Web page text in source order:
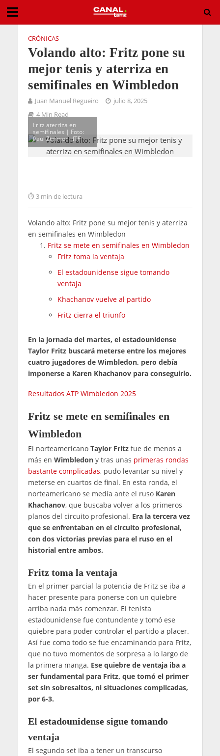
CRÓNICAS
Volando alto: Fritz pone su
mejor tenis y aterriza en
semifinales en Wimbledon
Juan Manuel Regueiro
julio 8, 2025
4 Min Read
Fritz aterriza en
semifinales | Foto:
Paul Zimmer - ITF
3 min de lectura
Volando alto: Fritz pone su mejor tenis y aterriza
en semifinales en Wimbledon
Fritz se mete en semifinales en Wimbledon
Fritz toma la ventaja
El estadounidense sigue tomando
ventaja
Khachanov vuelve al partido
Fritz cierra el triunfo
En la jornada del martes, el estadounidense
Taylor Fritz buscará meterse entre los mejores
cuatro jugadores de Wimbledon, pero debía
imponerse a Karen Khachanov para conseguirlo.
Resultados ATP Wimbledon 2025
Fritz se mete en semifinales en
Wimbledon
El norteamericano Taylor Fritzfue de menos a
más en Wimbledony tras unas primeras rondas
bastante complicadas, pudo levantar su nivel y
meterse en cuartos de final. En esta ronda, el
norteamericano se medía ante el ruso Karen
Khachanov, que buscaba volver a los primeros
planos del circuito profesional. Era la tercera vez
que se enfrentaban en el circuito profesional,
con dos victorias previas para el ruso en el
historial entre ambos.
Fritz toma la ventaja
En el primer parcial la potencia de Fritz se iba a
hacer presente para ponerse con un quiebre
arriba nada más comenzar. El tenista
estadounidense fue contundente y tomó ese
quiebre para poder controlar el partido a placer.
Así fue como todo se fue encaminando para Fritz,
que no tuvo momentos de sorpresa a lo largo de
la primera manga. Ese quiebre de ventaja iba a
ser fundamental para Fritz, que tomó el primer
set sin sobresaltos, ni situaciones complicadas,
por 6-3.
El estadounidense sigue tomando
ventaja
El segundo set iba a tener un transcurso